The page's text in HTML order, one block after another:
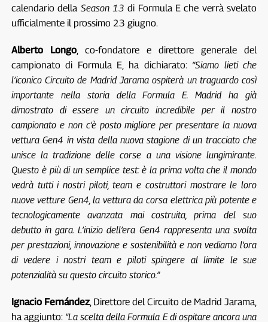
calendario della Season 13 di Formula E che verrà svelato
ufficialmente il prossimo 23 giugno.
Alberto Longo, co-fondatore e direttore generale del
campionato di Formula E, ha dichiarato: “Siamo lieti che
l’iconico Circuito de Madrid Jarama ospiterà un traguardo così
importante nella storia della Formula E. Madrid ha già
dimostrato di essere un circuito incredibile per il nostro
campionato e non c’è posto migliore per presentare la nuova
vettura Gen4 in vista della nuova stagione di un tracciato che
unisce la tradizione delle corse a una visione lungimirante.
Questo è più di un semplice test: è la prima volta che il mondo
vedrà tutti i nostri piloti, team e costruttori mostrare le loro
nuove vetture Gen4, la vettura da corsa elettrica più potente e
tecnologicamente avanzata mai costruita, prima del suo
debutto in gara. L’inizio dell’era Gen4 rappresenta una svolta
per prestazioni, innovazione e sostenibilità e non vediamo l’ora
di vedere i nostri team e piloti spingere al limite le sue
potenzialità su questo circuito storico.”
Ignacio Fernández, Direttore del Circuito de Madrid Jarama,
ha aggiunto: “La scelta della Formula E di ospitare ancora una